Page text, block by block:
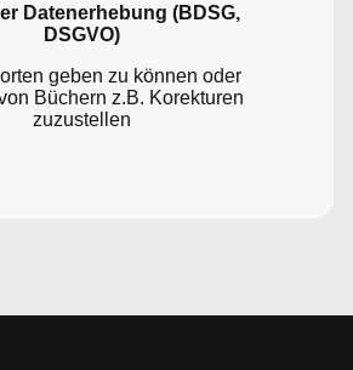
Datenerhebung (BDSG,
DSGVO)
geben zu können oder
Büchern z.B. Korekturen
zuzustellen